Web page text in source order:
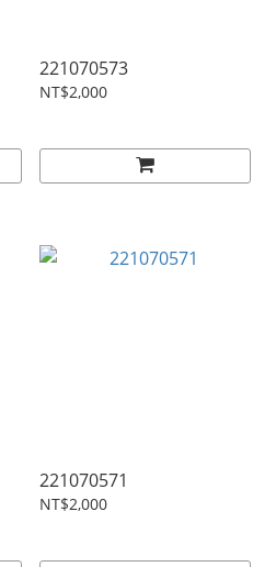
221070573
NT$2,000
221070571
NT$2,000